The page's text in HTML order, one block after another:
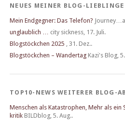
NEUES MEINER BLOG-LIEBLINGE
Mein Endgegner: Das Telefon?
unglaublich … city sickness, 17. Juli.
Blogstöckchen 2025 , 31. Dez..
Blogstöckchen – Wandertag Kazi's Blog,
TOP10-NEWS WEITERER BLOG-
Menschen als Katastrophen, Mehr als ein
kritik BILDblog, 5. Aug..